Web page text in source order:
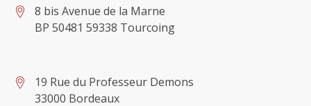
8 bis Avenue de la Marne
BP 50481 59338 Tourcoing
19 Rue du Professeur Demons
33000 Bordeaux